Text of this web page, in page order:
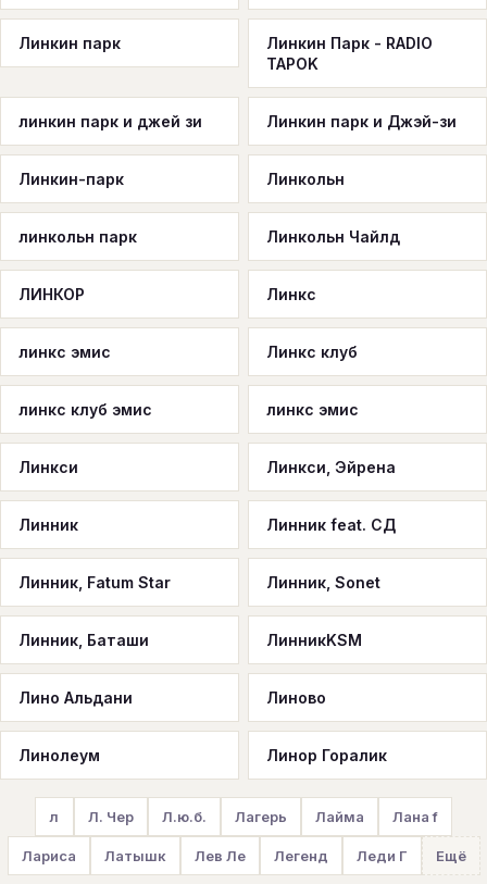
Линкин парк
Линкин Парк - RADIO
TAPOK
линкин парк и джей зи Линкин парк и Джэй-зи
Линкин-парк Линкольн
линкольн парк Линкольн Чайлд
ЛИНКОР Линкс
линкс эмис Линкс клуб
линкс клуб эмис линкс эмис
Линкси Линкси, Эйрена
Линник Линник feat. СД
Линник, Fatum Star Линник, Sonet
Линник, Баташи ЛинникKSM
Лино Альдани Линово
Линолеум Линор Горалик
л Л. Чер Л.ю.б. Лагерь Лайма Лана f
Лариса Латышк Лев Ле Легенд Леди Г Ещё